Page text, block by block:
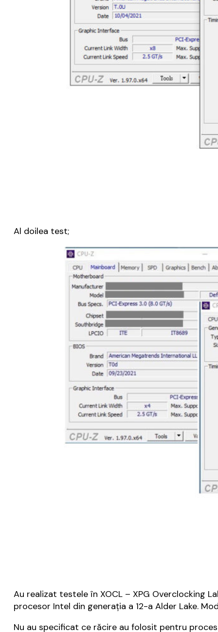
Al doilea test;
Au realizat testele în XOCL – XPG Overclocking
procesor Intel din generația a 12-a Alder Lake.
Nu au specificat ce răcire au folosit pentru